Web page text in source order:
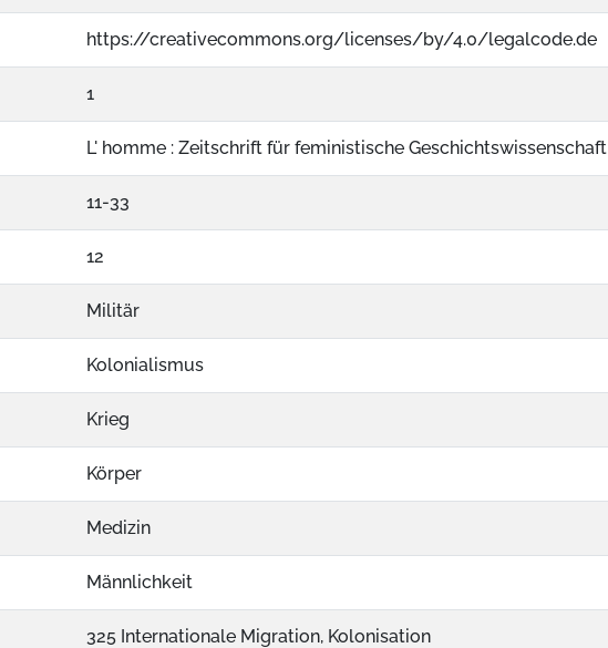
https://creativecommons.org/licenses/by/4.0/legalcode.de
1
L' homme : Zeitschrift für feministische Geschichtswissenschaft
11-33
12
Militär
Kolonialismus
Krieg
Körper
Medizin
Männlichkeit
325 Internationale Migration, Kolonisation